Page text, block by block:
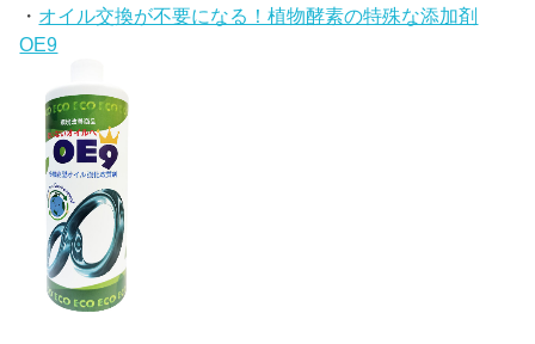
・ オイル交換が不要になる！植物酵素の特殊な添加剤
OE9